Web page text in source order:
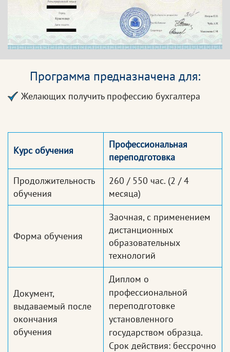
Программа предназначена для:
Желающих получить профессию бухгалтера
Курс обучения
Профессиональная
переподготовка
Продолжительность
обучения
260 / 550 час. (2 / 4
месяца)
Форма обучения
Заочная, с применением
дистанционных
образовательных
технологий
Документ,
выдаваемый после
окончания
обучения
Диплом о
профессиональной
переподготовке
установленного
государством образца.
Срок действия: бессрочно